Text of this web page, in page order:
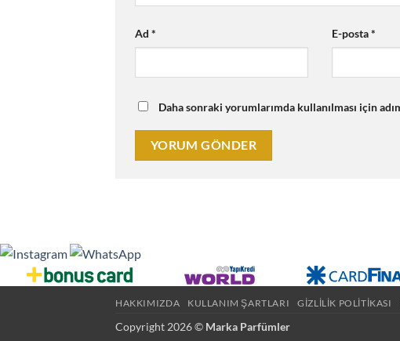
Ad * E-posta*
Daha sonraki yorumlarımda kullanılması için
HAKKIMIZDA KULLANIM ŞARTLARI GIZLILIK POLITIKASI
Copyright 2026 © Marka Parfümler